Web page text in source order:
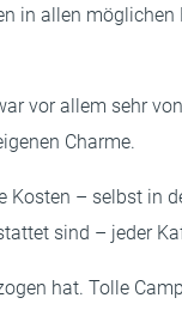
in allen
vor allem sehr
Charme.
– selbst in
sind – jeder
hat. Tolle